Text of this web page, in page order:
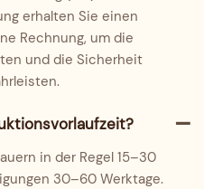
erhalten Sie einen
Rechnung, um die
und die Sicherheit
in der Regel 15–30
30–60 Werktage.